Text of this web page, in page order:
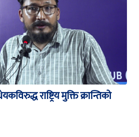
राष्ट्रिय मुक्ति क्रान्तिको